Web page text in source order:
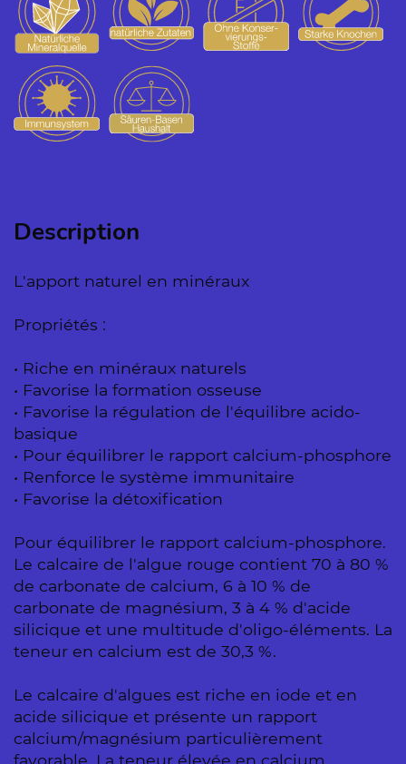
Description
L'apport naturel en minéraux
Propriétés :
• Riche en minéraux naturels
• Favorise la formation osseuse
• Favorise la régulation de l'équilibre acido-
basique
• Pour équilibrer le rapport calcium-phosphore
• Renforce le système immunitaire
• Favorise la détoxification
Pour équilibrer le rapport calcium-phosphore.
Le calcaire de l'algue rouge contient 70 à 80 %
de carbonate de calcium, 6 à 10 % de
carbonate de magnésium, 3 à 4 % d'acide
silicique et une multitude d'oligo-éléments. La
teneur en calcium est de 30,3 %.
Le calcaire d'algues est riche en iode et en
acide silicique et présente un rapport
calcium/magnésium particulièrement
favorable. La teneur élevée en calcium